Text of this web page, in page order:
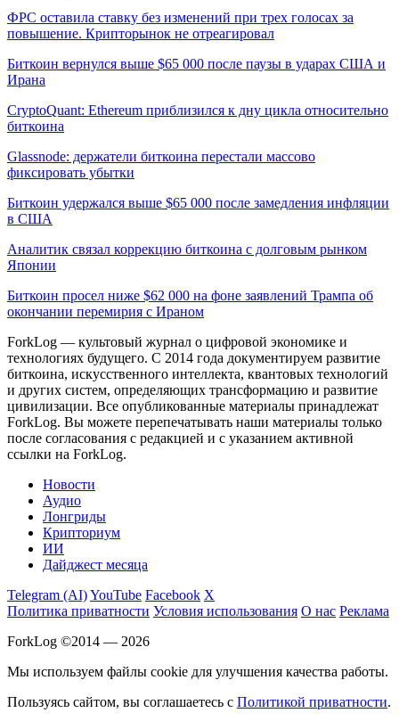
ФРС оставила ставку без изменений при трех голосах за
повышение. Крипторынок не отреагировал
Биткоин вернулся выше $65 000 после паузы в ударах США и
Ирана
CryptoQuant: Ethereum приблизился к дну цикла относительно
биткоина
Glassnode: держатели биткоина перестали массово
фиксировать убытки
Биткоин удержался выше $65 000 после замедления инфляции
в США
Аналитик связал коррекцию биткоина с долговым рынком
Японии
Биткоин просел ниже $62 000 на фоне заявлений Трампа об
окончании перемирия с Ираном
ForkLog — культовый журнал о цифровой экономике и
технологиях будущего. С 2014 года документируем развитие
биткоина, искусственного интеллекта, квантовых технологий
и других систем, определяющих трансформацию и развитие
цивилизации. Все опубликованные материалы принадлежат
ForkLog. Вы можете перепечатывать наши материалы только
после согласования с редакцией и с указанием активной
ссылки на ForkLog.
Новости
Аудио
Лонгриды
Крипториум
ИИ
Дайджест месяца
Telegram (AI)YouTube Facebook X
Политика приватности Условия использования О нас Реклама
ForkLog ©2014 — 2026
Мы используем файлы cookie для улучшения качества работы.
Пользуясь сайтом, вы соглашаетесь с Политикой приватности.